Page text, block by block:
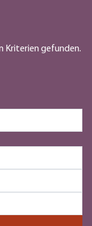
Kriterien gefunden.